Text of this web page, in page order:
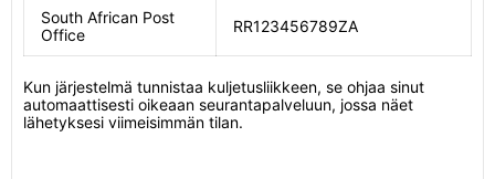
South African Post
Office
RR123456789ZA
Kun järjestelmä tunnistaa kuljetusliikkeen, se ohjaa sinut
automaattisesti oikeaan seurantapalveluun, jossa näet
lähetyksesi viimeisimmän tilan.